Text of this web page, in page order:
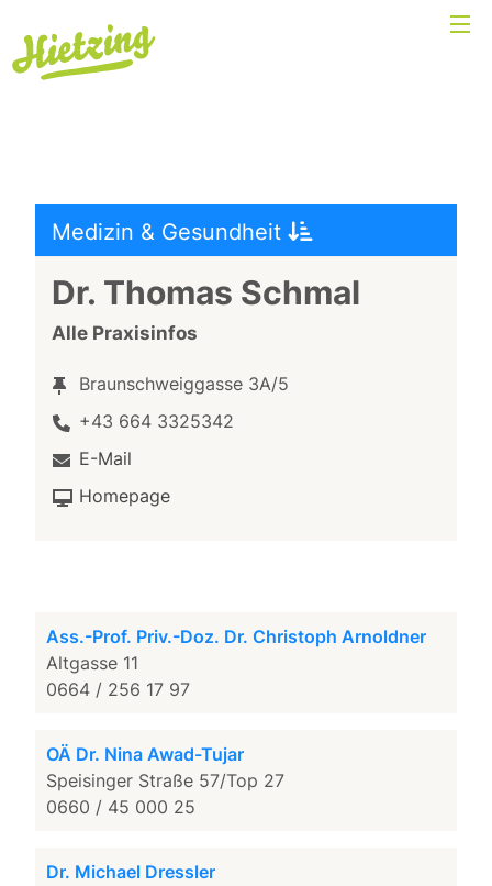
Medizin & Gesundheit
Dr. Thomas Schmal
Alle Praxisinfos
Braunschweiggasse 3A/5
+43 664 3325342
E-Mail
Homepage
Ass.-Prof. Priv.-Doz. Dr. Christoph Arnoldner
Altgasse 11
0664 / 256 17 97
OÄ Dr. Nina Awad-Tujar
Speisinger Straße 57/Top 27
0660 / 45 000 25
Dr. Michael Dressler